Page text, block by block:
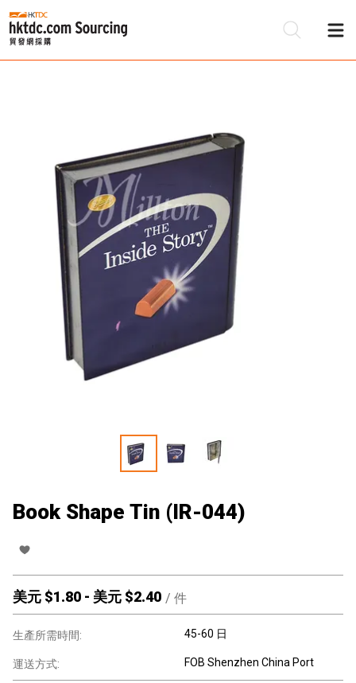
Book Shape Tin (IR-044)
美元 $1.80 - 美元 $2.40 / 件
生產所需時間: 45-60 日
運送方式: FOB Shenzhen China Port